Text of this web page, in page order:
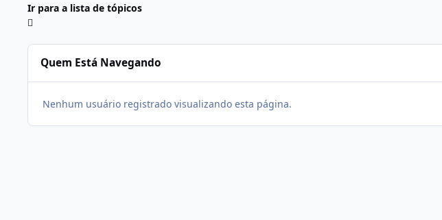
Ir para a lista de tópicos
Quem Está Navegando
Nenhum usuário registrado visualizando esta página.